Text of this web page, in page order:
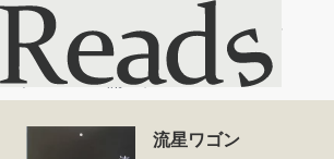
流星ワゴン
ホーム 流星ワゴン
流星ワゴン